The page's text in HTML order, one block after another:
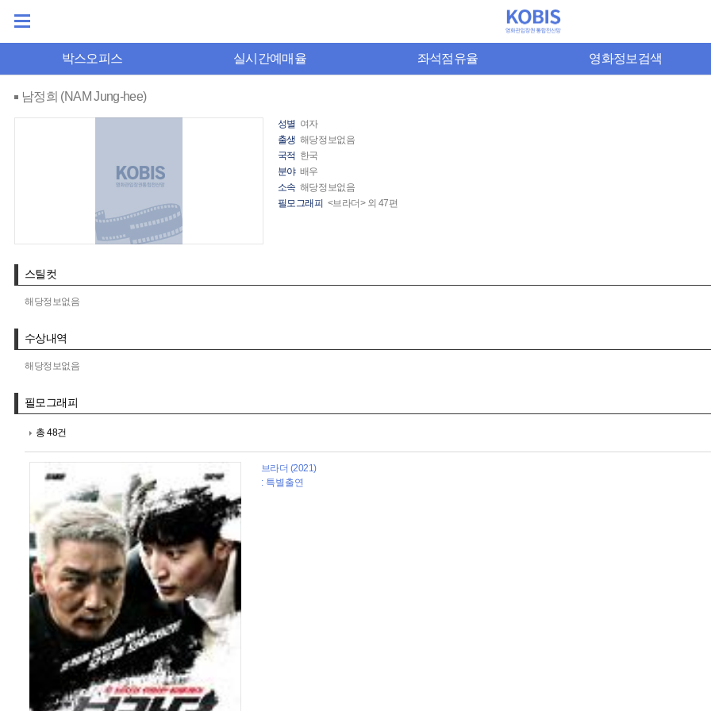
박스오피스 실시간예매율 좌석점유율 영화정보검색
남정희 (NAM Jung-hee)
성별 여자
출생 해당정보없음
국적 한국
분야 배우
소속 해당정보없음
필모그래피 <브라더> 외 47편
스틸컷
해당정보없음
수상내역
해당정보없음
필모그래피
총 48건
브라더 (2021)
: 특별출연